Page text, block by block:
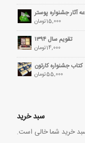
جشنواره پوستر
15,000تومان
تقویم سال ۱۳۹۴
14,000تومان
کتاب جشنواره کارتون
55,000تومان
سبد خرید
خرید شما خالی است.